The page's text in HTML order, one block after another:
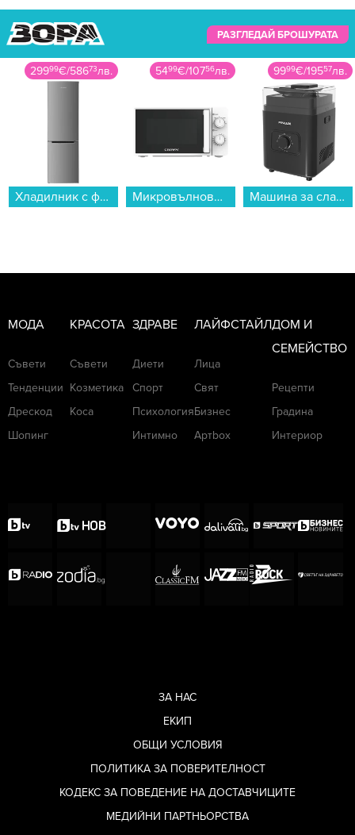
РАЗГЛЕДАЙ БРОШУРАТА
29999€/58673лв.
Хладилник с фризер Crown CBN-265IX , 253 l, E , No Frost , Инокс...
5499€/10756лв.
Микровълнова фурна Crown CDMO-2092W , 20 , 20 Литри, 700 W...
9999€/19557лв.
Машина за сладолед Finlux FCRM-2425W , 0.46 L , 120 W...
МОДА
Съвети
Тенденции
Дрескод
Шопинг
КРАСОТА
Съвети
Козметика
Коса
ЗДРАВЕ
Диети
Спорт
Психология
Интимно
ЛАЙФСТАЙЛ
Лица
Свят
Бизнес
Артbox
ДОМ И
СЕМЕЙСТВО
Рецепти
Градина
Интериор
ЗА НАС
ЕКИП
ОБЩИ УСЛОВИЯ
ПОЛИТИКА ЗА ПОВЕРИТЕЛНОСТ
КОДЕКС ЗА ПОВЕДЕНИЕ НА ДОСТАВЧИЦИТЕ
МЕДИЙНИ ПАРТНЬОРСТВА